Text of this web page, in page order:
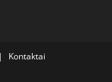
Kontaktai